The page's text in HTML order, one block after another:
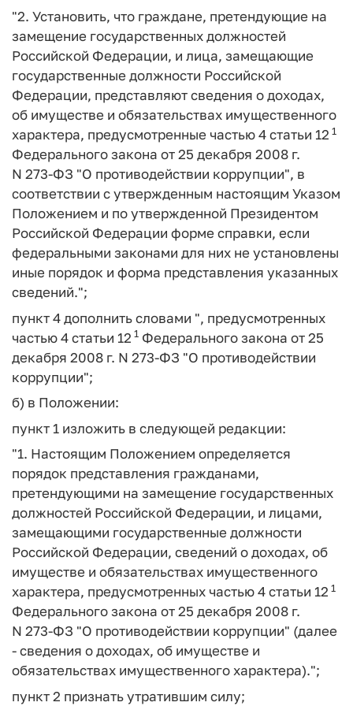
"2. Установить, что граждане, претендующие на
замещение государственных должностей
Российской Федерации, и лица, замещающие
государственные должности Российской
Федерации, представляют сведения о доходах,
об имуществе и обязательствах имущественного
характера, предусмотренные частью 4 статьи 12 1
Федерального закона от 25 декабря 2008 г.
N 273-ФЗ "О противодействии коррупции", в
соответствии с утвержденным настоящим Указом
Положением и по утвержденной Президентом
Российской Федерации форме справки, если
федеральными законами для них не установлены
иные порядок и форма представления указанных
сведений.";
пункт 4 дополнить словами ", предусмотренных
частью 4 статьи 12 1 Федерального закона от 25
декабря 2008 г. N 273-ФЗ "О противодействии
коррупции";
б) в Положении:
пункт 1 изложить в следующей редакции:
"1. Настоящим Положением определяется
порядок представления гражданами,
претендующими на замещение государственных
должностей Российской Федерации, и лицами,
замещающими государственные должности
Российской Федерации, сведений о доходах, об
имуществе и обязательствах имущественного
характера, предусмотренных частью 4 статьи 12 1
Федерального закона от 25 декабря 2008 г.
N 273-ФЗ "О противодействии коррупции" (далее
- сведения о доходах, об имуществе и
обязательствах имущественного характера).";
пункт 2 признать утратившим силу;